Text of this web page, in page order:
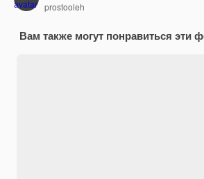
prostooleh
Вам также могут понравиться эти